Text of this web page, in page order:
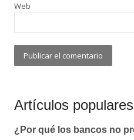
Web
Artículos populares